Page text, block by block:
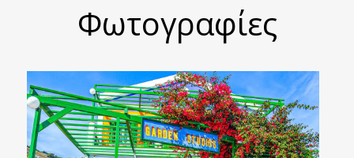
Φωτογραφίες